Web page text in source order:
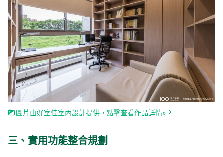
圖片由好室佳室內設計提供，點擊查看作品詳情»
三、實用功能整合規劃